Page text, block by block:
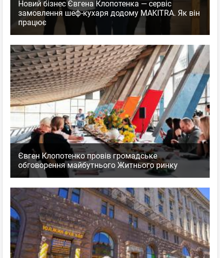
Новий бізнес Євгена Клопотенка — сервіс
замовлення шеф-кухаря додому MAKITRA. Як він
працює
Євген Клопотенко провів громадське
обговорення майбутнього Житнього ринку